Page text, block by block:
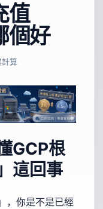
值
個好
計算
GCP根
這回事
，你是不是已經